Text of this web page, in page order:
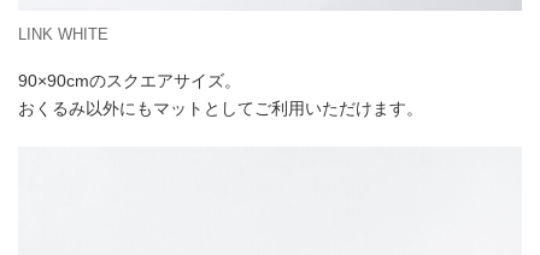
LINK WHITE
90×90cmのスクエアサイズ。
おくるみ以外にもマットとしてご利用いただけます。